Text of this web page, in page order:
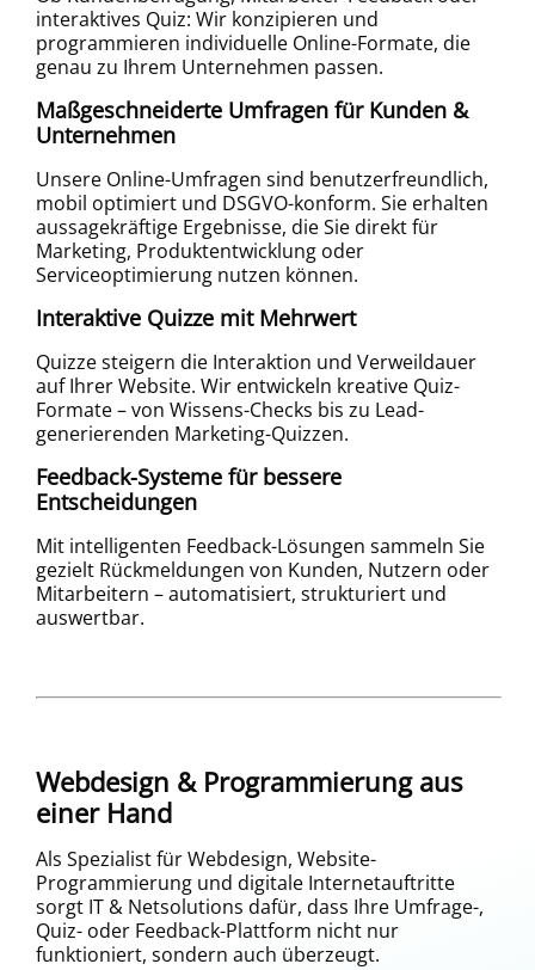
interaktives Quiz: Wir konzipieren und
programmieren individuelle Online-Formate, die
genau zu Ihrem Unternehmen passen.
Maßgeschneiderte Umfragen für Kunden &
Unternehmen
Unsere Online-Umfragen sind benutzerfreundlich,
mobil optimiert und DSGVO-konform. Sie erhalten
aussagekräftige Ergebnisse, die Sie direkt für
Marketing, Produktentwicklung oder
Serviceoptimierung nutzen können.
Interaktive Quizze mit Mehrwert
Quizze steigern die Interaktion und Verweildauer
auf Ihrer Website. Wir entwickeln kreative Quiz-
Formate – von Wissens-Checks bis zu Lead-
generierenden Marketing-Quizzen.
Feedback-Systeme für bessere
Entscheidungen
Mit intelligenten Feedback-Lösungen sammeln Sie
gezielt Rückmeldungen von Kunden, Nutzern oder
Mitarbeitern – automatisiert, strukturiert und
auswertbar.
Webdesign & Programmierung aus
einer Hand
Als Spezialist für Webdesign, Website-
Programmierung und digitale Internetauftritte
sorgt IT & Netsolutions dafür, dass Ihre Umfrage-,
Quiz- oder Feedback-Plattform nicht nur
funktioniert, sondern auch überzeugt.